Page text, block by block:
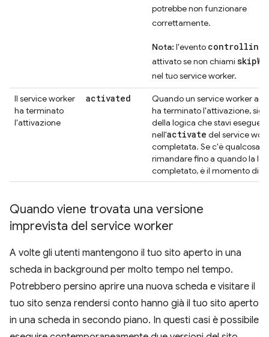
potrebbe non funzionare
correttamente.
Nota: l'evento controlling
attivato se non chiami
nel tuo service worker.
Il service worker
ha terminato
l'attivazione
activated
Quando un service worker
ha terminato l'attivazione,
della logica che stavi
nell'activate del service
completata. Se c'è qualcosa
rimandare fino a quando la
completato, è il momento di
Quando viene trovata una versione
imprevista del service worker
A volte gli utenti mantengono il tuo sito aperto in una
scheda in background per molto tempo nel tempo.
Potrebbero persino aprire una nuova scheda e visitare il
tuo sito senza rendersi conto hanno già il tuo sito aperto
in una scheda in secondo piano. In questi casi è possibile